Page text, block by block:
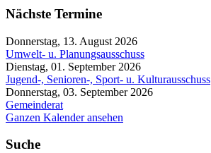
Nächste Termine
Donnerstag, 13. August 2026
Umwelt- u. Planungsausschuss
Dienstag, 01. September 2026
Jugend-, Senioren-, Sport- u. Kulturausschuss
Donnerstag, 03. September 2026
Gemeinderat
Ganzen Kalender ansehen
Suche